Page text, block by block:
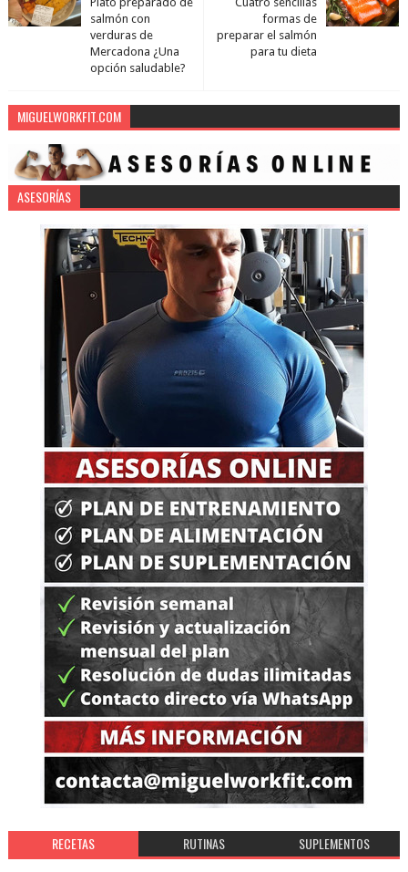
formas de
preparar el salmón
para tu dieta
salmón con
verduras de
Mercadona ¿Una
opción saludable?
MIGUELWORKFIT.COM
ASESORÍAS
RECETAS RUTINAS SUPLEMENTOS